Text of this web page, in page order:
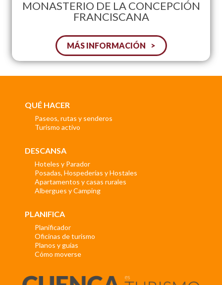
MONASTERIO DE LA CONCEPCIÓN
FRANCISCANA
MÁS INFORMACIÓN
QUÉ HACER
Paseos, rutas y senderos
Turismo activo
DESCANSA
Hoteles y Parador
Posadas, Hospederías y Hostales
Apartamentos y casas rurales
Albergues y Camping
PLANIFICA
Planificador
Oficinas de turismo
Planos y guías
Cómo moverse